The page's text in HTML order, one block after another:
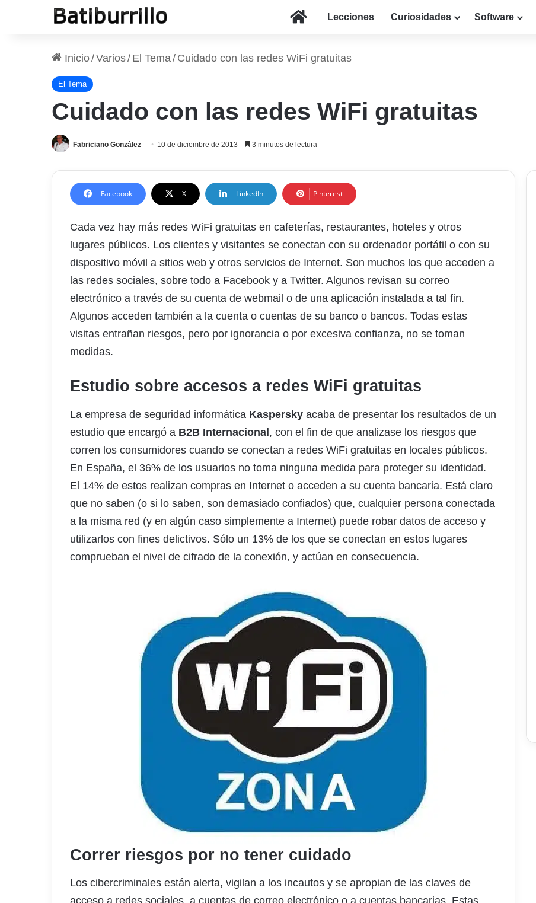
InicioLecciones Curiosidades Software
Inicio/Varios/ El Tema/ Cuidado con las redes WiFi gratuitas
El Tema
Cuidado con las redes WiFi gratuitas
Fabriciano González 10 de diciembre de 2013 3 minutos de lectura
Facebook X LinkedIn Pinterest
Cada vez hay más redes WiFi gratuitas en cafeterías, restaurantes, hoteles y otros
lugares públicos. Los clientes y visitantes se conectan con su ordenador portátil o con su
dispositivo móvil a sitios web y otros servicios de Internet. Son muchos los que acceden a
las redes sociales, sobre todo a Facebook y a Twitter. Algunos revisan su correo
electrónico a través de su cuenta de webmail o de una aplicación instalada a tal fin.
Algunos acceden también a la cuenta o cuentas de su banco o bancos. Todas estas
visitas entrañan riesgos, pero por ignorancia o por excesiva confianza, no se toman
medidas.
Estudio sobre accesos a redes WiFi gratuitas
La empresa de seguridad informática Kaspersky acaba de presentar los resultados de un
estudio que encargó a B2B Internacional, con el fin de que analizase los riesgos que
corren los consumidores cuando se conectan a redes WiFi gratuitas en locales públicos.
En España, el 36% de los usuarios no toma ninguna medida para proteger su identidad.
El 14% de estos realizan compras en Internet o acceden a su cuenta bancaria. Está claro
que no saben (o si lo saben, son demasiado confiados) que, cualquier persona conectada
a la misma red (y en algún caso simplemente a Internet) puede robar datos de acceso y
utilizarlos con fines delictivos. Sólo un 13% de los que se conectan en estos lugares
comprueban el nivel de cifrado de la conexión, y actúan en consecuencia.
Correr riesgos por no tener cuidado
Los cibercriminales están alerta, vigilan a los incautos y se apropian de las claves de